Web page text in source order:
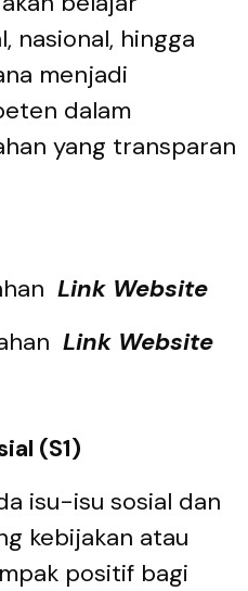
nasional, hingga
menjadi
dalam
yang transparan
Link Website
Link Website
(S1)
isu-isu sosial dan
kebijakan atau
positif bagi